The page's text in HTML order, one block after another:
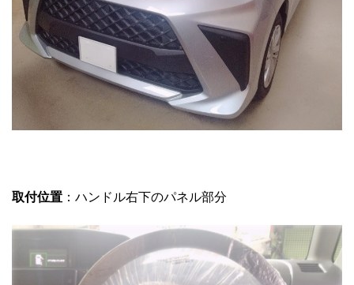
取付位置 ：ハンドル右下のパネル部分